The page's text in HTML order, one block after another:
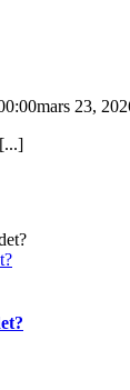
mars 23,